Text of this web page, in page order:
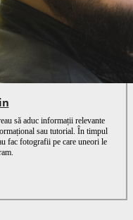
să aduc informații relevante
sau tutorial. În timpul
fac fotografii pe care uneori le